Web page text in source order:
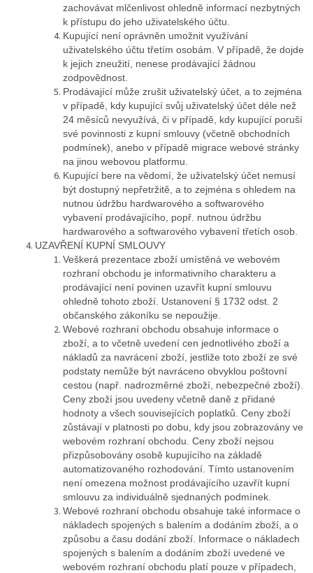
zachovávat mlčenlivost ohledně informací nezbytných
k přístupu do jeho uživatelského účtu.
Kupující není oprávněn umožnit využívání
uživatelského účtu třetím osobám. V případě, že dojde
k jejich zneužití, nenese prodávající žádnou
zodpovědnost.
Prodávající může zrušit uživatelský účet, a to zejména
v případě, kdy kupující svůj uživatelský účet déle než
24 měsíců nevyužívá, či v případě, kdy kupující poruší
své povinnosti z kupní smlouvy (včetně obchodních
podmínek), anebo v případě migrace webové stránky
na jinou webovou platformu.
Kupující bere na vědomí, že uživatelský účet nemusí
být dostupný nepřetržitě, a to zejména s ohledem na
nutnou údržbu hardwarového a softwarového
vybavení prodávajícího, popř. nutnou údržbu
hardwarového a softwarového vybavení třetích osob.
UZAVŘENÍ KUPNÍ SMLOUVY
Veškerá prezentace zboží umístěná ve webovém
rozhraní obchodu je informativního charakteru a
prodávající není povinen uzavřít kupní smlouvu
ohledně tohoto zboží. Ustanovení § 1732 odst. 2
občanského zákoníku se nepoužije.
Webové rozhraní obchodu obsahuje informace o
zboží, a to včetně uvedení cen jednotlivého zboží a
nákladů za navrácení zboží, jestliže toto zboží ze své
podstaty nemůže být navráceno obvyklou poštovní
cestou (např. nadrozměrné zboží, nebezpečné zboží).
Ceny zboží jsou uvedeny včetně daně z přidané
hodnoty a všech souvisejících poplatků. Ceny zboží
zůstávají v platnosti po dobu, kdy jsou zobrazovány ve
webovém rozhraní obchodu. Ceny zboží nejsou
přizpůsobovány osobě kupujícího na základě
automatizovaného rozhodování. Tímto ustanovením
není omezena možnost prodávajícího uzavřít kupní
smlouvu za individuálně sjednaných podmínek.
Webové rozhraní obchodu obsahuje také informace o
nákladech spojených s balením a dodáním zboží, a o
způsobu a času dodání zboží. Informace o nákladech
spojených s balením a dodáním zboží uvedené ve
webovém rozhraní obchodu platí pouze v případech,